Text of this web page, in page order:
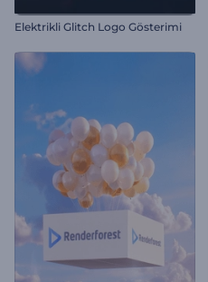
Elektrikli Glitch Logo Gösterimi